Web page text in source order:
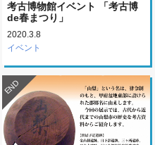
考古博物館イベント 「考古博
de春まつり」
2020.3.8
イベント
END